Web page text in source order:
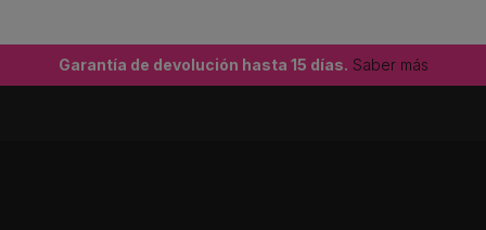
Garantía de devolución hasta 15 días. Saber más